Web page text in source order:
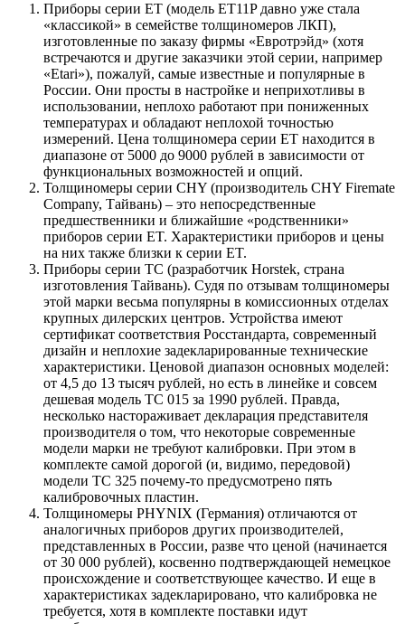
Приборы серии ET (модель ET11P давно уже стала
«классикой» в семействе толщиномеров ЛКП),
изготовленные по заказу фирмы «Евротрэйд» (хотя
встречаются и другие заказчики этой серии, например
«Etari»), пожалуй, самые известные и популярные в
России. Они просты в настройке и неприхотливы в
использовании, неплохо работают при пониженных
температурах и обладают неплохой точностью
измерений. Цена толщиномера серии ET находится в
диапазоне от 5000 до 9000 рублей в зависимости от
функциональных возможностей и опций.
Толщиномеры серии CHY (производитель CHY Firemate
Company, Тайвань) – это непосредственные
предшественники и ближайшие «родственники»
приборов серии ET. Характеристики приборов и цены
на них также близки к серии ET.
Приборы серии TC (разработчик Horstek, страна
изготовления Тайвань). Судя по отзывам толщиномеры
этой марки весьма популярны в комиссионных отделах
крупных дилерских центров. Устройства имеют
сертификат соответствия Росстандарта, современный
дизайн и неплохие задекларированные технические
характеристики. Ценовой диапазон основных моделей:
от 4,5 до 13 тысяч рублей, но есть в линейке и совсем
дешевая модель ТС 015 за 1990 рублей. Правда,
несколько настораживает декларация представителя
производителя о том, что некоторые современные
модели марки не требуют калибровки. При этом в
комплекте самой дорогой (и, видимо, передовой)
модели ТС 325 почему-то предусмотрено пять
калибровочных пластин.
Толщиномеры PHYNIX (Германия) отличаются от
аналогичных приборов других производителей,
представленных в России, разве что ценой (начинается
от 30 000 рублей), косвенно подтверждающей немецкое
происхождение и соответствующее качество. И еще в
характеристиках задекларировано, что калибровка не
требуется, хотя в комплекте поставки идут